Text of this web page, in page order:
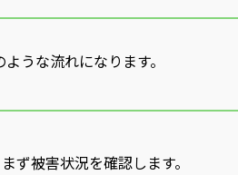
うな流れになります。
ず被害状況を確認します。